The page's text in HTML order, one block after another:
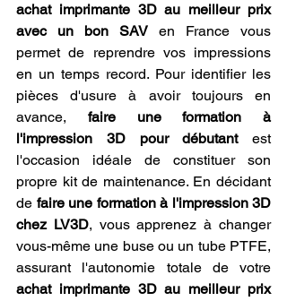
achat imprimante 3D au meilleur prix
avec un bon SAV en France vous
permet de reprendre vos impressions
en un temps record. Pour identifier les
pièces d'usure à avoir toujours en
avance, faire une formation à
l'impression 3D pour débutant est
l'occasion idéale de constituer son
propre kit de maintenance. En décidant
de faire une formation à l'impression 3D
chez LV3D, vous apprenez à changer
vous-même une buse ou un tube PTFE,
achat imprimante 3D au meilleur prix